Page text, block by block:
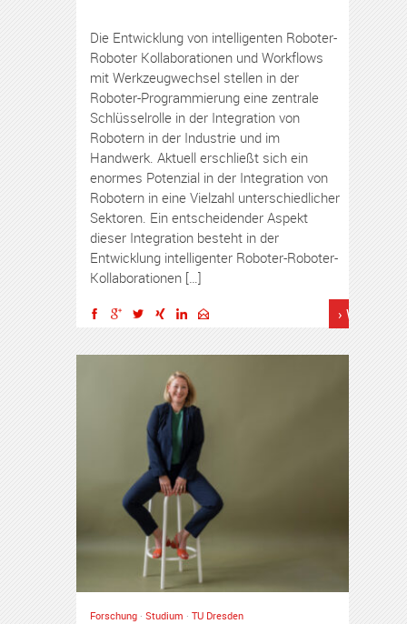
Die Entwicklung von intelligenten Roboter-
Roboter Kollaborationen und Workflows
mit Werkzeugwechsel stellen in der
Roboter-Programmierung eine zentrale
Schlüsselrolle in der Integration von
Robotern in der Industrie und im
Handwerk. Aktuell erschließt sich ein
enormes Potenzial in der Integration von
Robotern in eine Vielzahl unterschiedlicher
Sektoren. Ein entscheidender Aspekt
dieser Integration besteht in der
Entwicklung intelligenter Roboter-Roboter-
Kollaborationen […]
›
Forschung · Studium · TU Dresden